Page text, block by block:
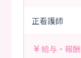
正看護師
給与・報酬